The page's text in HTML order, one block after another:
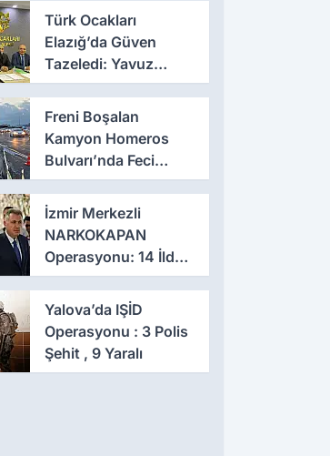
Türk Ocakları
Elazığ’da Güven
Tazeledi: Yavuz
Haykır Yeniden
Başkan
Freni Boşalan
Kamyon Homeros
Bulvarı’nda Feci
Kazaya Neden Oldu
İzmir Merkezli
NARKOKAPAN
Operasyonu: 14 İlde
Eş Zamanlı Baskın,
641 Gözaltı
Yalova’da IŞİD
Operasyonu : 3 Polis
Şehit , 9 Yaralı